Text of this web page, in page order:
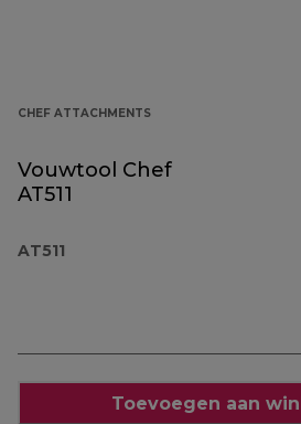
CHEF ATTACHMENTS
Vouwtool Chef
AT511
AT511
Toevoegen aan